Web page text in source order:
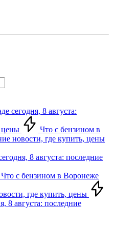
сегодня, 8 августа:
цены
Что с бензином в
новости, где купить, цены
8 августа: последние
Что с бензином в Воронеже
где купить, цены
8 августа: последние